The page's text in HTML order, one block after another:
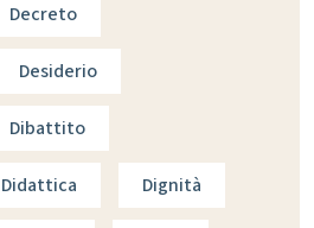
Decreto
Desiderio
Dibattito
Didattica Dignità